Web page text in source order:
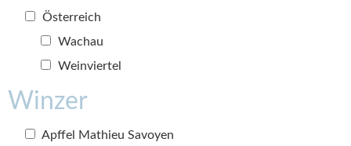
Österreich
Wachau
Weinviertel
Winzer
Apffel Mathieu Savoyen